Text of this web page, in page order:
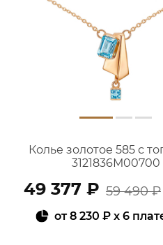
Колье золотое 585 с
3121836М00700
49 377 ₽ 59 490 ₽
от8 230 ₽x 6